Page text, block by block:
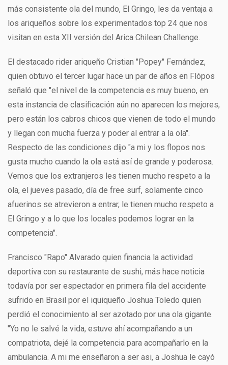
más consistente ola del mundo, El Gringo, les da ventaja a
los ariqueños sobre los experimentados top 24 que nos
visitan en esta XII versión del Arica Chilean Challenge.
El destacado rider ariqueño Cristian "Popey" Fernández,
quien obtuvo el tercer lugar hace un par de años en Flópos
señaló que "el nivel de la competencia es muy bueno, en
esta instancia de clasificación aún no aparecen los mejores,
pero están los cabros chicos que vienen de todo el mundo
y llegan con mucha fuerza y poder al entrar a la ola".
Respecto de las condiciones dijo "a mi y los flopos nos
gusta mucho cuando la ola está así de grande y poderosa.
Vemos que los extranjeros les tienen mucho respeto a la
ola, el jueves pasado, día de free surf, solamente cinco
afuerinos se atrevieron a entrar, le tienen mucho respeto a
El Gringo y a lo que los locales podemos lograr en la
competencia".
Francisco "Rapo" Alvarado quien financia la actividad
deportiva con su restaurante de sushi, más hace noticia
todavía por ser espectador en primera fila del accidente
sufrido en Brasil por el iquiqueño Joshua Toledo quien
perdió el conocimiento al ser azotado por una ola gigante.
"Yo no le salvé la vida, estuve ahí acompañando a un
compatriota, dejé la competencia para acompañarlo en la
ambulancia. A mi me enseñaron a ser asi, a Joshua le cayó